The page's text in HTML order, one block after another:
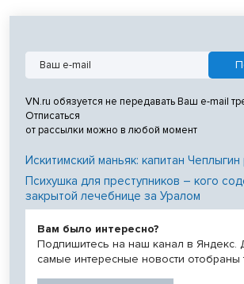
VN.ru обязуется не передавать Ваш e-mail
Отписаться
от рассылки можно в любой момент
Искитимский маньяк: капитан
Психушка для преступников – кого
закрытой лечебнице за Уралом
Вам было интересно?
Подпишитесь на наш канал в Яндекс.
самые интересные новости отобраны